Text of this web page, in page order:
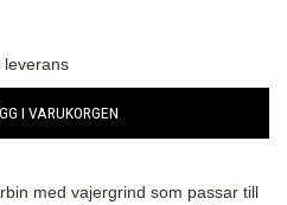
leverans
I VARUKORGEN
med vajergrind som passar till